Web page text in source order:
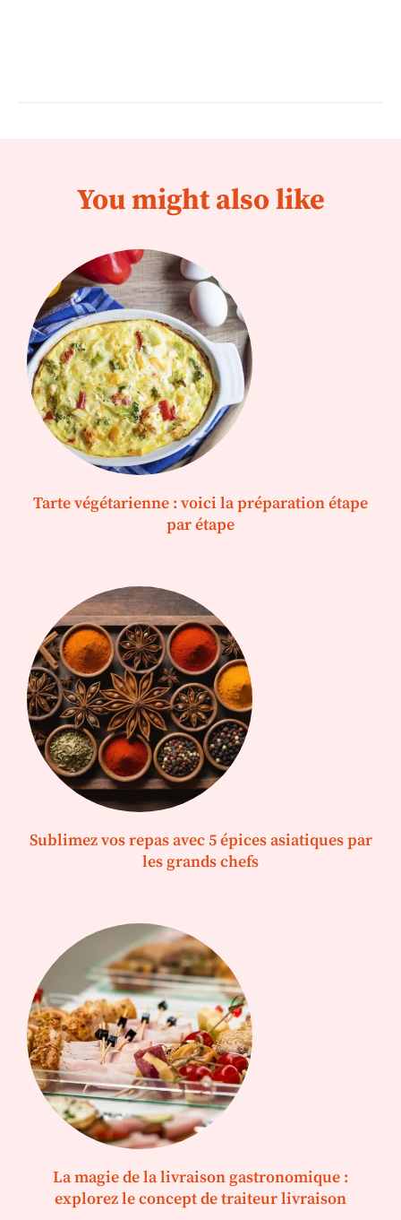
You might also like
Tarte végétarienne : voici la préparation étape
par étape
Sublimez vos repas avec 5 épices asiatiques par
les grands chefs
La magie de la livraison gastronomique :
explorez le concept de traiteur livraison